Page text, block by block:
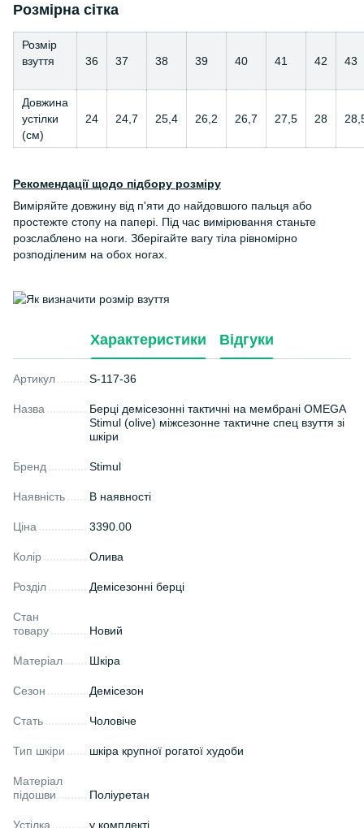
Розмірна сітка
Розмір
взуття
36 37 38 39 40 41 42 43
Довжина
устілки
(см)
24 24,7 25,4 26,2 26,7 27,5 28
Рекомендації щодо підбору розміру
Виміряйте довжину від п'яти до найдовшого пальця або
простежте стопу на папері. Під час вимірювання станьте
розслаблено на ноги. Зберігайте вагу тіла рівномірно
розподіленим на обох ногах.
Характеристики Відгуки
Артикул S-117-36
Назва
Берці демісезонні тактичні на мембрані OMEGA
Stimul (olive) міжсезонне тактичне спец взуття зі
шкіри
Бренд Stimul
Наявність В наявності
Ціна 3390.00
Колір Олива
Розділ Демісезонні берці
Стан
товару
Новий
Матеріал Шкіра
Сезон Демісезон
Стать Чоловіче
Тип шкіри шкіра крупної рогатої худоби
Матеріал
підошви
Поліуретан
Устілка у комплекті